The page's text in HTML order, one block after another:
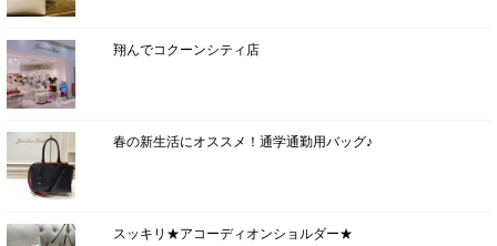
翔んでコクーンシティ店
春の新生活にオススメ！通学通勤用バッグ♪
スッキリ★アコーディオンショルダー★